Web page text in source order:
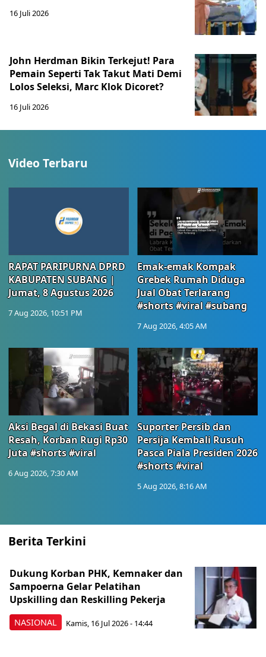
16 Juli 2026
John Herdman Bikin Terkejut! Para
Pemain Seperti Tak Takut Mati Demi
Lolos Seleksi, Marc Klok Dicoret?
16 Juli 2026
Video Terbaru
RAPAT PARIPURNA DPRD
KABUPATEN SUBANG |
Jumat, 8 Agustus 2026
7 Aug 2026, 10:51 PM
Emak-emak Kompak
Grebek Rumah Diduga
Jual Obat Terlarang
#shorts #viral #subang
7 Aug 2026, 4:05 AM
Aksi Begal di Bekasi Buat
Resah, Korban Rugi Rp30
Juta #shorts #viral
6 Aug 2026, 7:30 AM
Suporter Persib dan
Persija Kembali Rusuh
Pasca Piala Presiden 2026
#shorts #viral
5 Aug 2026, 8:16 AM
Berita Terkini
NASIONAL
Dukung Korban PHK, Kemnaker dan
Sampoerna Gelar Pelatihan
Upskilling dan Reskilling Pekerja
Kamis, 16 Jul 2026 - 14:44